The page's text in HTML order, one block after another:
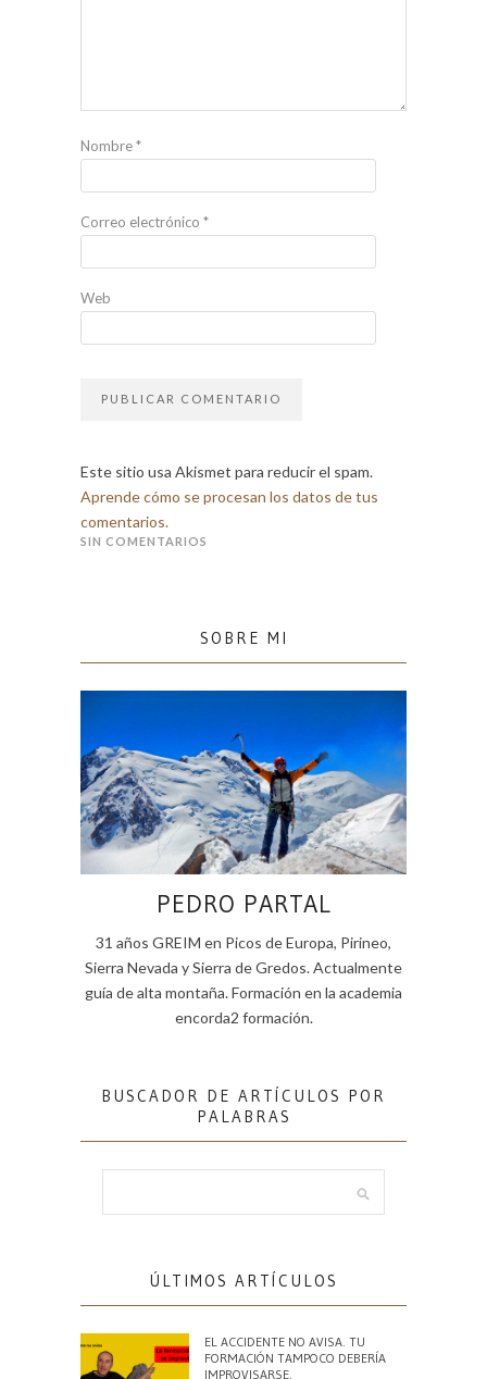
Nombre*
Correo electrónico *
Web
Este sitio usa Akismet para reducir el spam.
Aprende cómo se procesan los datos de tus
comentarios.
SIN COMENTARIOS
SOBRE MI
PEDRO PARTAL
31 años GREIM en Picos de Europa, Pirineo,
Sierra Nevada y Sierra de Gredos. Actualmente
guía de alta montaña. Formación en la academia
encorda2 formación.
BUSCADOR DE ARTÍCULOS POR
PALABRAS
ÚLTIMOS ARTÍCULOS
EL ACCIDENTE NO AVISA. TU
FORMACIÓN TAMPOCO DEBERÍA
IMPROVISARSE.